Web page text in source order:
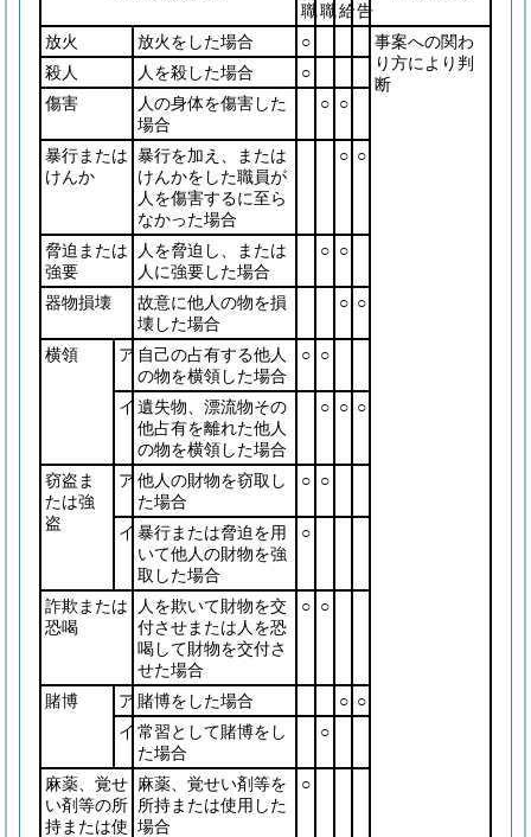
職職給告
放火 放火をした場合 ○
事案への関わ
り方により判
断
殺人 人を殺した場合
○
傷害
人の身体を傷害した
場合
○ ○
暴行または
けんか
暴行を加え、または
けんかをした職員が
人を傷害するに至ら
なかった場合
○ ○
脅迫または
強要
人を脅迫し、または
人に強要した場合
○ ○
器物損壊
故意に他人の物を損
壊した場合
○ ○
横領 ア 自己の占有する他人
の物を横領した場合
○ ○
イ 遺失物、漂流物その
他占有を離れた他人
の物を横領した場合
○ ○ ○
窃盗ま
たは強
盗
ア 他人の財物を窃取し
た場合
○ ○
イ 暴行または脅迫を用
いて他人の財物を強
取した場合
○
詐欺または
恐喝
人を欺いて財物を交
付させまたは人を恐
喝して財物を交付さ
せた場合
○ ○
賭博 ア 賭博をした場合 ○ ○
イ 常習として賭博をし
た場合
○
麻薬、覚せ
い剤等の所
持または使
麻薬、覚せい剤等を
所持または使用した
場合
○